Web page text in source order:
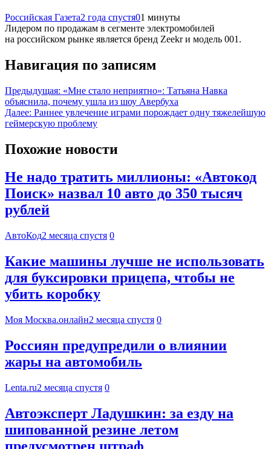
Российская Газета2 года спустя01 минуты
Лидером по продажам в сегменте электромобилей
на российском рынке является бренд Zeekr и модель 001.
Навигация по записям
Предыдущая: «Мне стало неприятно»: Татьяна Навка
объяснила, почему ушла из шоу Авербуха
Далее: Раннее увлечение играми порождает одну тяжелейшую
геймерскую проблему
Похожие новости
Не надо тратить миллионы: «Автокод
Поиск» назвал 10 авто до 350 тысяч
рублей
АвтоКод2 месяца спустя 0
Какие машины лучше не использовать
для буксировки прицепа, чтобы не
убить коробку
Моя Москва.онлайн2 месяца спустя 0
Россиян предупредили о влиянии
жары на автомобиль
Lenta.ru2 месяца спустя 0
Автоэксперт Ладушкин: за езду на
шипованной резине летом